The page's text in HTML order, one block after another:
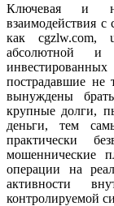
Ключевая и
взаимодействия
как cgzlw.com,
абсолютной и
пострадавшие не
вынуждены
крупные долги,
деньги, тем
практически
мошеннические
операции на
активности
контролируемой